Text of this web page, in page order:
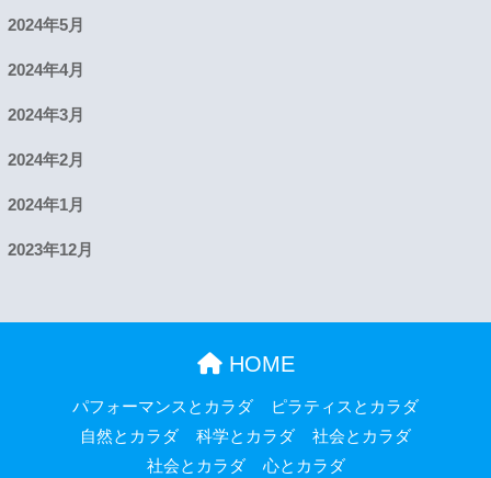
2024年5月
2024年4月
2024年3月
2024年2月
2024年1月
2023年12月
HOME
パフォーマンスとカラダ
ピラティスとカラダ
自然とカラダ
科学とカラダ
社会とカラダ
社会とカラダ
心とカラダ